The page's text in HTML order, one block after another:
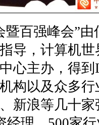
百强峰会”由
导，计算机
心主办，得
构以及众多
新浪等几十